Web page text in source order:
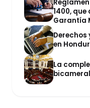
1400, que
Garantía
en
La
bicameral